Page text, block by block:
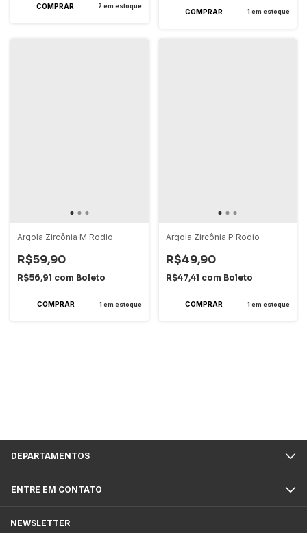
2 em estoque
1 em estoque
Argola Zircônia M Rodio
R$59,90
R$56,91 com Boleto
1 em estoque
Argola Zircônia P Rodio
R$49,90
R$47,41 com Boleto
1 em estoque
DEPARTAMENTOS
ENTRE EM CONTATO
NEWSLETTER